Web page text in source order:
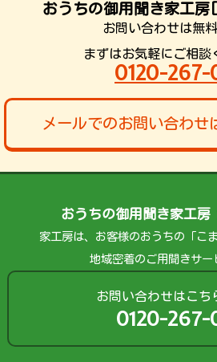
おうちの御用聞き家工房
お問い合わせは無
まずはお気軽にご相談
0120-267-
メールでのお問い合わせ
おうちの御用聞き家工房
家工房は、お客様のおうちの「こ
地域密着のご用聞きサー
お問い合わせはこち
0120-267-